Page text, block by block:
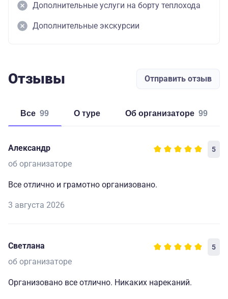
Дополнительные услуги на борту теплохода
Дополнительные экскурсии
Отзывы Отправить отзыв
Все 99 о туре об организаторе 99
Александр 5
об организаторе
Все отлично и грамотно организовано.
3 августа 2026
Светлана 5
об организаторе
Организовано все отлично. Никаких нареканий.